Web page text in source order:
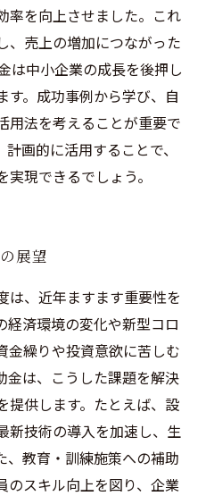
率を向上させました。これ
、売上の増加につながった
は中小企業の成長を後押し
す。成功事例から学び、自
用法を考えることが重要で
画的に活用することで、
現できるでしょう。
展望
は、近年ますます重要性を
経済環境の変化や新型コロ
金繰りや投資意欲に苦しむ
金は、こうした課題を解決
提供します。たとえば、設
新技術の導入を加速し、生
、教育・訓練施策への補助
のスキル向上を図り、企業